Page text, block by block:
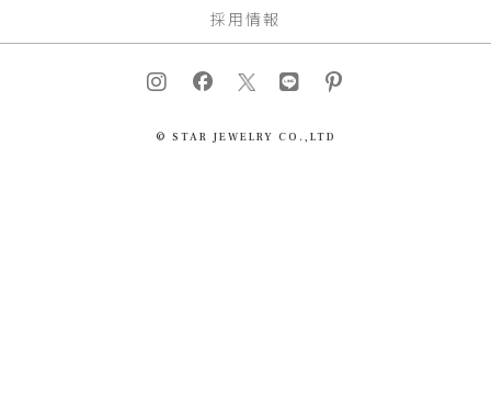
採用情報
© STAR JEWELRY CO.,LTD